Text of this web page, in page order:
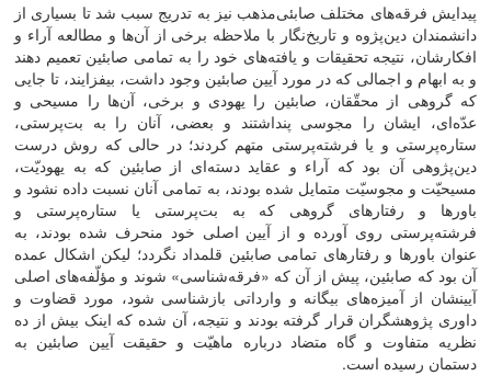
پیدایش فرقه‌‌های مختلف صابئی‌‌مذهب نیز به تدریج سبب شد تا بسیاری از
دانشمندان دین‌‌پژوه و تاریخ‌‌نگار با ملاحظه برخی از آن‌‌ها و مطالعه آراء و
افکارشان، نتیجه تحقیقات و یافته‌‌های خود را به تمامی صابئین تعمیم دهند
و به ابهام و اجمالی که در مورد آیین صابئین وجود داشت، بیفزایند، تا جایی
که گروهی از محقّقان، صابئین را یهودی و برخی، آن‌‌ها را مسیحی و
عدّه‌‌ای، ایشان را مجوسی پنداشتند و بعضی، آنان را به بت‌‌پرستی،
ستاره‌‌پرستی و یا فرشته‌‌پرستی متهم کردند؛ در حالی ‌‌که روش درست
دین‌‌پژوهی آن بود که آراء و عقاید دسته‌‌ای از صابئین که به یهودیّت،
مسیحیّت و مجوسیّت متمایل شده بودند، به تمامی آنان نسبت داده نشود و
باورها و رفتارهای گروهی که به بت‌‌پرستی یا ستاره‌‌پرستی و
فرشته‌‌پرستی روی آورده و از آیین اصلی خود منحرف شده بودند، به
عنوان باورها و رفتارهای تمامی صابئین قلمداد نگردد؛ لیکن اشکال عمده
آن بود که صابئین، پیش از آن که «فرقه‌‌شناسی» شوند و مؤلّفه‌‌های اصلی
آیینشان از آمیزه‌‌های بیگانه و وارداتی بازشناسی شود، مورد قضاوت و
داوری پژوهشگران قرار گرفته بودند و نتیجه، آن شده که اینک بیش از ده
نظریه متفاوت و گاه متضاد درباره ماهیّت و حقیقت آیین صابئین به
دستمان رسیده است.